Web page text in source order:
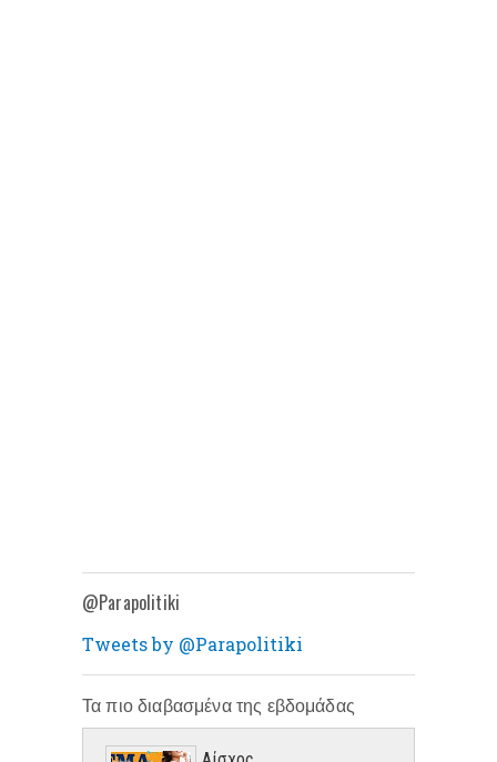
@Parapolitiki
Tweets by @Parapolitiki
Τα πιο διαβασμένα της εβδομάδας